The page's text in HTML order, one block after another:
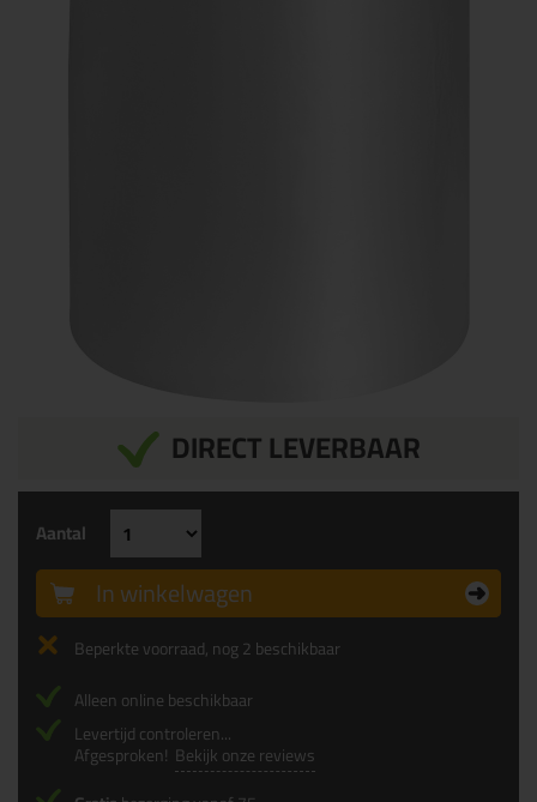
DIRECT LEVERBAAR
Aantal
In winkelwagen
Beperkte voorraad, nog 2 beschikbaar
Alleen online beschikbaar
Levertijd controleren...
Afgesproken! Bekijk onze reviews